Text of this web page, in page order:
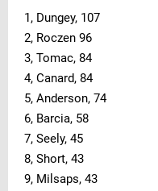
1, Dungey, 107
2, Roczen 96
3, Tomac, 84
4, Canard, 84
5, Anderson, 74
6, Barcia, 58
7, Seely, 45
8, Short, 43
9, Milsaps, 43